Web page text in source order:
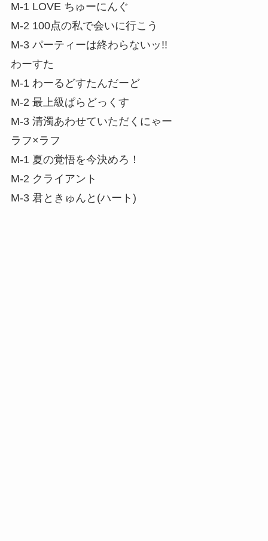
M-1 LOVE ちゅーにんぐ
M-2 100点の私で会いに行こう
M-3 パーティーは終わらないッ!!
わーすた
M-1 わーるどすたんだーど
M-2 最上級ぱらどっくす
M-3 清濁あわせていただくにゃー
ラフ×ラフ
M-1 夏の覚悟を今決めろ！
M-2 クライアント
M-3 君ときゅんと(ハート)